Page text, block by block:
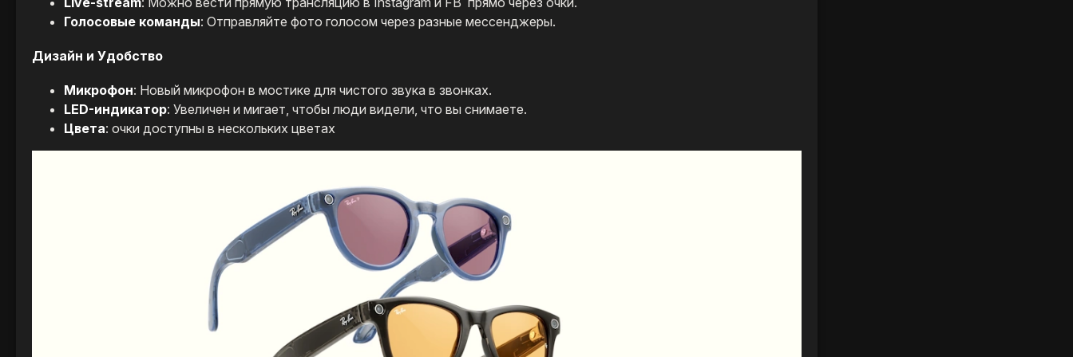
Голосовые команды: Отправляйте фото голосом через разные мессенджеры.
Дизайн и Удобство
Микрофон: Новый микрофон в мостике для чистого звука в звонках.
LED-индикатор: Увеличен и мигает, чтобы люди видели, что вы снимаете.
Цвета: очки доступны в нескольких цветах